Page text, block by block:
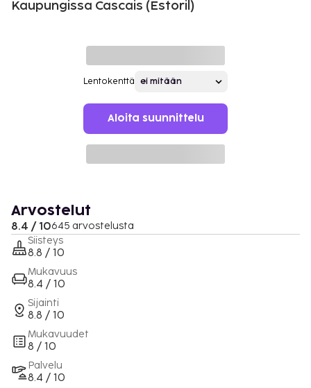
Kaupungissa Cascais (Estoril)
Lentokenttä
Aloita suunnittelu
Arvostelut
8.4 / 10645 arvostelusta
Siisteys
8.8 / 10
Mukavuus
8.4 / 10
Sijainti
8.8 / 10
Mukavuudet
8 / 10
Palvelu
8.4 / 10